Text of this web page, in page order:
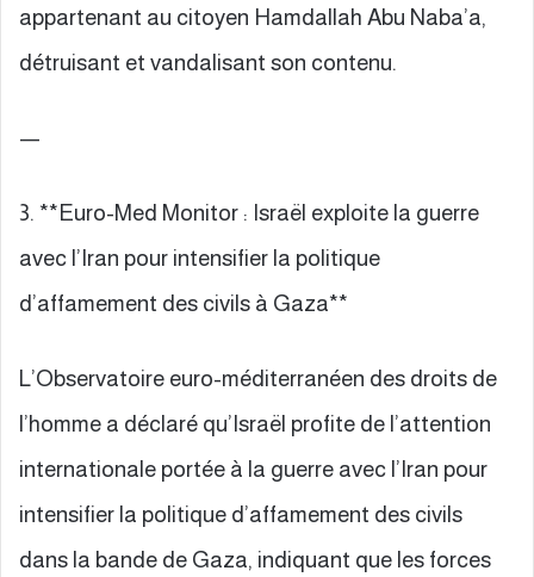
appartenant au citoyen Hamdallah Abu Naba’a,
détruisant et vandalisant son contenu.
—
3. **Euro-Med Monitor : Israël exploite la guerre
avec l’Iran pour intensifier la politique
d’affamement des civils à Gaza**
L’Observatoire euro-méditerranéen des droits de
l’homme a déclaré qu’Israël profite de l’attention
internationale portée à la guerre avec l’Iran pour
intensifier la politique d’affamement des civils
dans la bande de Gaza, indiquant que les forces